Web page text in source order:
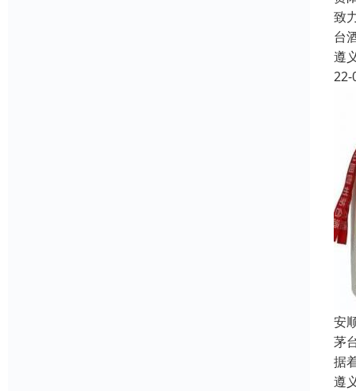
致
台
遵
22-
安
茅
据
遵